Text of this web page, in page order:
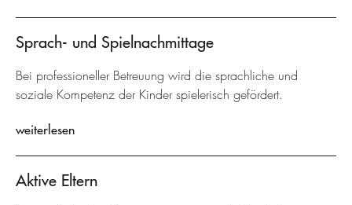
Sprach- und Spielnachmittage
Bei professioneller Betreuung wird die sprachliche und
soziale Kompetenz der Kinder spielerisch gefördert.
weiterlesen
Aktive Eltern